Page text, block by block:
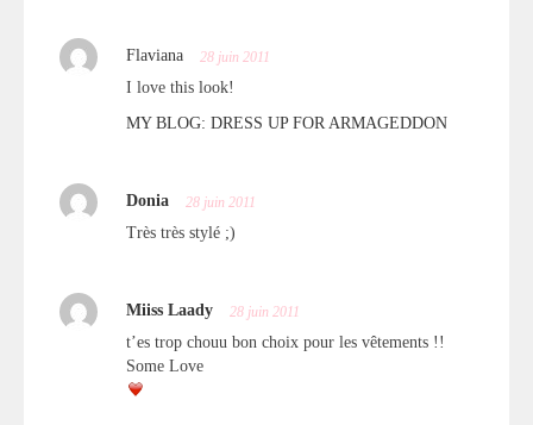
Flaviana 28 juin 2011
I love this look!
MY BLOG: DRESS UP FOR ARMAGEDDON
Donia 28 juin 2011
Très très stylé ;)
Miiss Laady 28 juin 2011
t’es trop chouu bon choix pour les vêtements !!
Some Love